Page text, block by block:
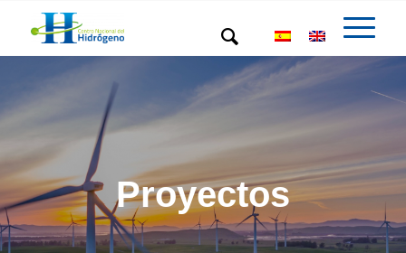
Proyectos